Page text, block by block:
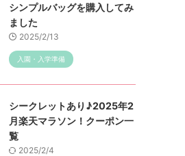
シンプルバッグを購入してみ
ました
2025/2/13
入園・入学準備
シークレットあり♪2025年2
月楽天マラソン！クーポン一
覧
2025/2/4